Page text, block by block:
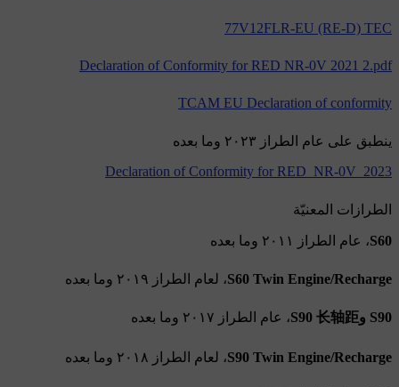
77V12FLR-EU (RE-D) TEC
Declaration of Conformity for RED NR-0V 2021 2.pdf
TCAM EU Declaration of conformity
ينطبق على عام الطراز ٢٠٢٣ وما بعده
Declaration of Conformity for RED_NR-0V_2023
الطرازات المعنيّة
S60، عام الطراز ٢٠١١ وما بعده
S60 Twin Engine/Recharge، لعام الطراز ٢٠١٩ وما بعده
S90 وS90 长轴距 ، عام الطراز ٢٠١٧ وما بعده
S90 Twin Engine/Recharge، لعام الطراز ٢٠١٨ وما بعده